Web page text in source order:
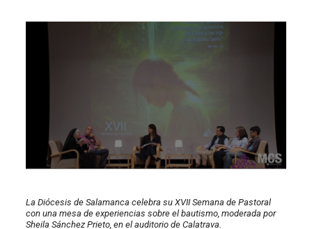
La Diócesis de Salamanca celebra su XVII Semana de Pastoral
con una mesa de experiencias sobre el bautismo, moderada por
Sheila Sánchez Prieto, en el auditorio de Calatrava.